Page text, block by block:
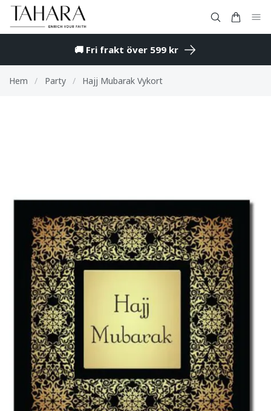
🚚 Fri frakt över 599 kr
Hem / Party / Hajj Mubarak Vykort